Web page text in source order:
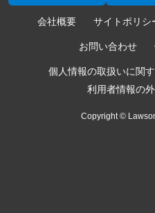
会社概要 サイトポリシ
お問い合わせ
個人情報の取扱いに関
利用者情報の
Copyright ©